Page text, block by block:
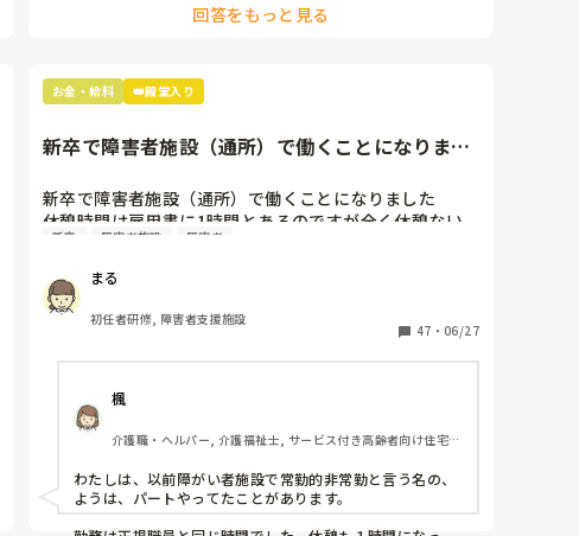
回答をもっと見る
お金・給料 👑殿堂入り
新卒で障害者施設（通所）で働くことになりまし
新卒で障害者施設（通所）で働くことになりました
休憩時間は雇用書に1時間とあるのですが全く休憩ない
ですし、出勤する際もタイムカードではなくスタンプを
やはり介護の分野はこういう感じが多いのでしょうか
正直驚いています
文章下手ですがよろしくお願いいたします
新卒 障害者施設 障害者
まる
初任者研修, 障害者支援施設
47 ・ 06/27
楓
介護職・ヘルパー, 介護福祉士, サービス付き高齢者向け住宅,
わたしは、以前障がい者施設で常勤的非常勤と言う名の、
ようは、パートやってたことがあります。